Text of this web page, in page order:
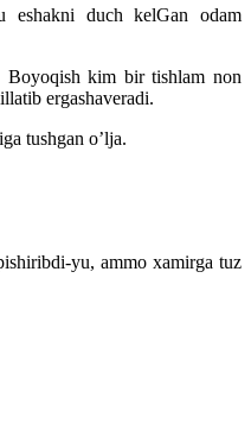
duch kelGan odam
kim bir tishlam non
ergashaveradi.
tushgan o’lja.
yu, ammo xamirga tuz